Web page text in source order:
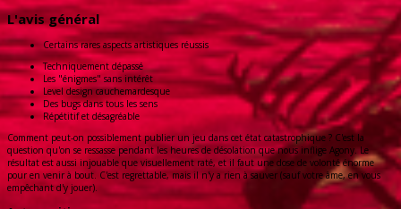
L'avis général
Certains rares aspects artistiques réussis
Techniquement dépassé
Les "énigmes" sans intérêt
Level design cauchemardesque
Des bugs dans tous les sens
Répétitif et désagréable
Comment peut-on possiblement publier un jeu dans cet état catastrophique ? C'est la
question qu'on se ressasse pendant les heures de désolation que nous inflige Agony. Le
résultat est aussi injouable que visuellement raté, et il faut une dose de volonté énorme
pour en venir à bout. C'est regrettable, mais il n'y a rien à sauver (sauf votre âme, en vous
empêchant d'y jouer).